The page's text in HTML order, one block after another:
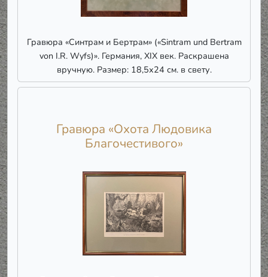
Гравюра «Синтрам и Бертрам» («Sintram und Bertram
von I.R. Wyfs)». Германия, XIX век. Раскрашена
вручную. Размер: 18,5х24 см. в свету.
Гравюра «Охота Людовика
Благочестивого»